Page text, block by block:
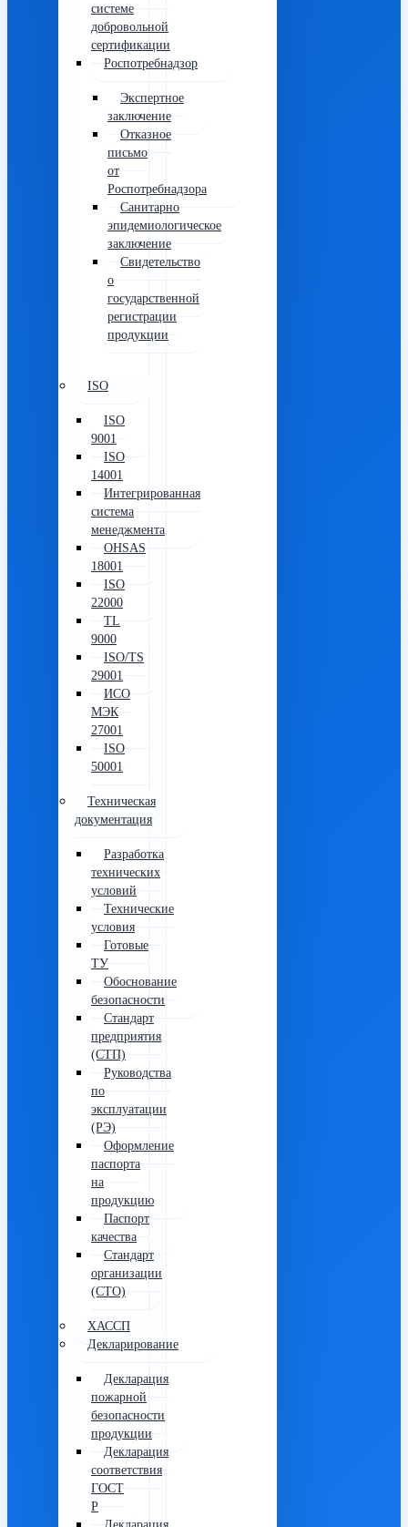
системе
добровольной
сертификации
Роспотребнадзор
Экспертное
заключение
Отказное
письмо
от
Роспотребнадзора
Санитарно
эпидемиологическое
заключение
Свидетельство
о
государственной
регистрации
продукции
ISO
ISO
9001
ISO
14001
Интегрированная
система
менеджмента
OHSAS
18001
ISO
22000
TL
9000
ISO/TS
29001
ИСО
МЭК
27001
ISO
50001
Техническая
документация
Разработка
технических
условий
Технические
условия
Готовые
ТУ
Обоснование
безопасности
Стандарт
предприятия
(СТП)
Руководства
по
эксплуатации
(РЭ)
Оформление
паспорта
на
продукцию
Паспорт
качества
Стандарт
организации
(СТО)
ХАССП
Декларирование
Декларация
пожарной
безопасности
продукции
Декларация
соответствия
ГОСТ
Р